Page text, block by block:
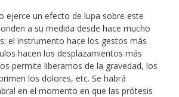
ejerce un efecto de lupa sobre este
a su medida desde hace mucho
el instrumento hace los gestos más
hacen los desplazamientos más
permite liberarnos de la gravedad, los
los dolores, etc. Se habrá
en el momento en que las prótesis